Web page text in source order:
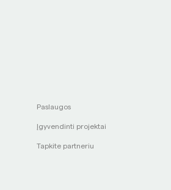
Paslaugos
Įgyvendinti projektai
Tapkite partneriu